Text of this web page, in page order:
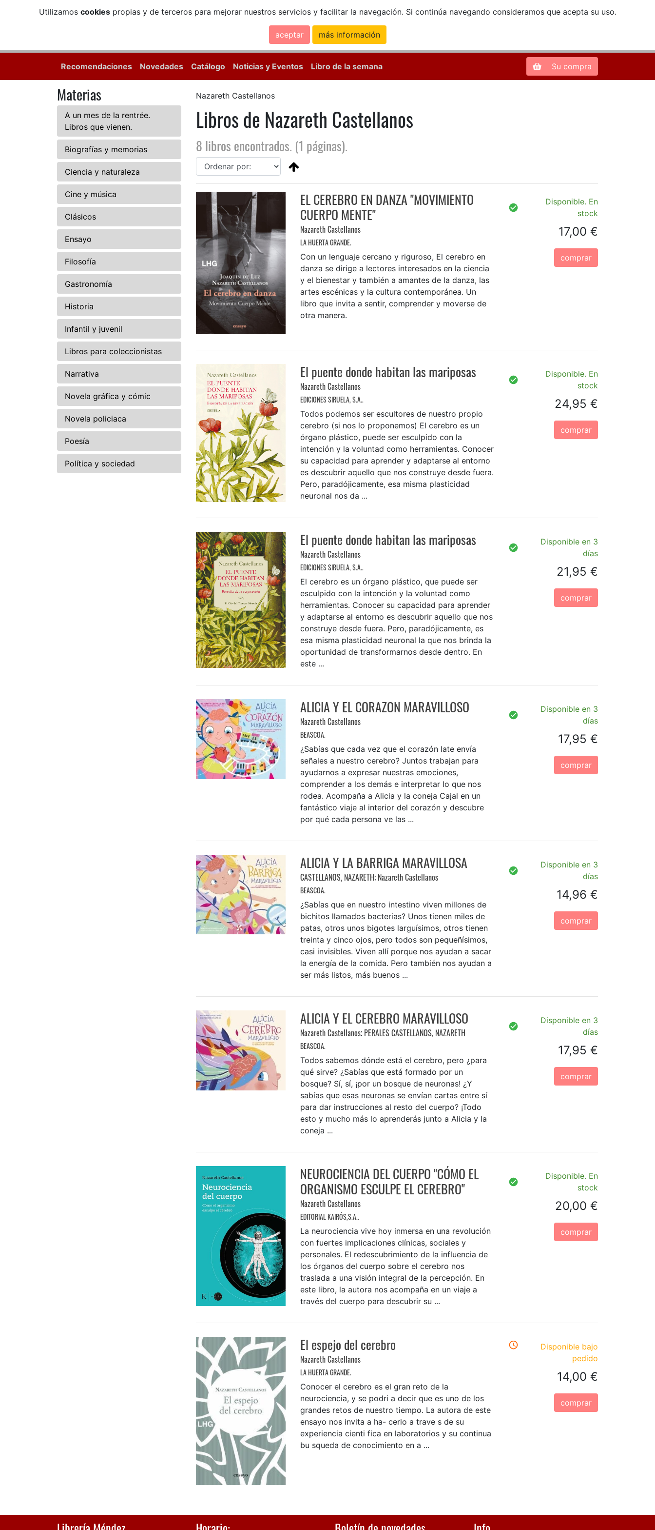
Utilizamos cookiespropias y de terceros para mejorar nuestros servicios y facilitar la navegación. Si continúa navegando consideramos que acepta su uso.
aceptar más información
Zona de Clientes
Recomendaciones Novedades Catálogo Noticias y Eventos Libro de la semana Su compra
Materias
A un mes de la rentrée.
Libros que vienen.
Biografías y memorias
Ciencia y naturaleza
Cine y música
Clásicos
Ensayo
Filosofía
Gastronomía
Historia
Infantil y juvenil
Libros para coleccionistas
Narrativa
Novela gráfica y cómic
Novela policiaca
Poesía
Política y sociedad
Nazareth Castellanos
Libros de Nazareth Castellanos
8 libros encontrados. (1 páginas).
EL CEREBRO EN DANZA "MOVIMIENTO
CUERPO MENTE"
Nazareth Castellanos
LA HUERTA GRANDE.
Con un lenguaje cercano y riguroso, El cerebro en
danza se dirige a lectores interesados en la ciencia
y el bienestar y también a amantes de la danza, las
artes escénicas y la cultura contemporánea. Un
libro que invita a sentir, comprender y moverse de
otra manera.
Disponible. En
stock
17,00 €
comprar
El puente donde habitan las mariposas
Nazareth Castellanos
EDICIONES SIRUELA, S.A..
Todos podemos ser escultores de nuestro propio
cerebro (si nos lo proponemos) El cerebro es un
órgano plástico, puede ser esculpido con la
intención y la voluntad como herramientas. Conocer
su capacidad para aprender y adaptarse al entorno
es descubrir aquello que nos construye desde fuera.
Pero, paradójicamente, esa misma plasticidad
neuronal nos da ...
Disponible. En
stock
24,95 €
comprar
El puente donde habitan las mariposas
Nazareth Castellanos
EDICIONES SIRUELA, S.A..
El cerebro es un órgano plástico, que puede ser
esculpido con la intención y la voluntad como
herramientas. Conocer su capacidad para aprender
y adaptarse al entorno es descubrir aquello que nos
construye desde fuera. Pero, paradójicamente, es
esa misma plasticidad neuronal la que nos brinda la
oportunidad de transformarnos desde dentro. En
este ...
Disponible en 3
días
21,95 €
comprar
ALICIA Y EL CORAZON MARAVILLOSO
Nazareth Castellanos
BEASCOA.
¿Sabías que cada vez que el corazón late envía
señales a nuestro cerebro? Juntos trabajan para
ayudarnos a expresar nuestras emociones,
comprender a los demás e interpretar lo que nos
rodea. Acompaña a Alicia y la coneja Cajal en un
fantástico viaje al interior del corazón y descubre
por qué cada persona ve las ...
Disponible en 3
días
17,95 €
comprar
ALICIA Y LA BARRIGA MARAVILLOSA
CASTELLANOS, NAZARETH; Nazareth Castellanos
BEASCOA.
¿Sabías que en nuestro intestino viven millones de
bichitos llamados bacterias? Unos tienen miles de
patas, otros unos bigotes larguísimos, otros tienen
treinta y cinco ojos, pero todos son pequeñísimos,
casi invisibles. Viven allí porque nos ayudan a sacar
la energía de la comida. Pero también nos ayudan a
ser más listos, más buenos ...
Disponible en 3
días
14,96 €
comprar
ALICIA Y EL CEREBRO MARAVILLOSO
Nazareth Castellanos; PERALES CASTELLANOS, NAZARETH
BEASCOA.
Todos sabemos dónde está el cerebro, pero ¿para
qué sirve? ¿Sabías que está formado por un
bosque? Sí, sí, ¡por un bosque de neuronas! ¿Y
sabías que esas neuronas se envían cartas entre sí
para dar instrucciones al resto del cuerpo? ¡Todo
esto y mucho más lo aprenderás junto a Alicia y la
coneja ...
Disponible en 3
días
17,95 €
comprar
NEUROCIENCIA DEL CUERPO "CÓMO EL
ORGANISMO ESCULPE EL CEREBRO"
Nazareth Castellanos
EDITORIAL KAIRÓS,S.A..
La neurociencia vive hoy inmersa en una revolución
con fuertes implicaciones clínicas, sociales y
personales. El redescubrimiento de la influencia de
los órganos del cuerpo sobre el cerebro nos
traslada a una visión integral de la percepción. En
este libro, la autora nos acompaña en un viaje a
través del cuerpo para descubrir su ...
Disponible. En
stock
20,00 €
comprar
El espejo del cerebro
Nazareth Castellanos
LA HUERTA GRANDE.
Conocer el cerebro es el gran reto de la
neurociencia, y se podri a decir que es uno de los
grandes retos de nuestro tiempo. La autora de este
ensayo nos invita a ha- cerlo a trave s de su
experiencia cienti fica en laboratorios y su continua
bu squeda de conocimiento en a ...
Disponible bajo
pedido
14,00 €
comprar